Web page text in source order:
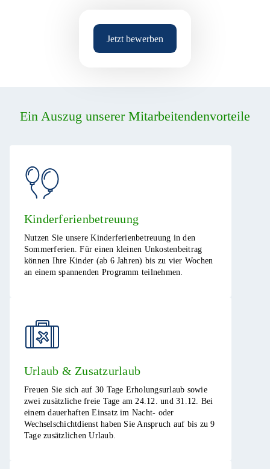
Jetzt bewerben
Ein Auszug unserer Mitarbeitendenvorteile
Kinderferienbetreuung
Nutzen Sie unsere Kinderferienbetreuung in den
Sommerferien. Für einen kleinen Unkostenbeitrag
können Ihre Kinder (ab 6 Jahren) bis zu vier Wochen
an einem spannenden Programm teilnehmen.​
Urlaub & Zusatzurlaub
Freuen Sie sich auf 30 Tage Erholungsurlaub sowie
zwei zusätzliche freie Tage am 24.12. und 31.12. Bei
einem dauerhaften Einsatz im Nacht- oder
Wechselschichtdienst haben Sie Anspruch auf bis zu 9
Tage zusätzlichen Urlaub.​